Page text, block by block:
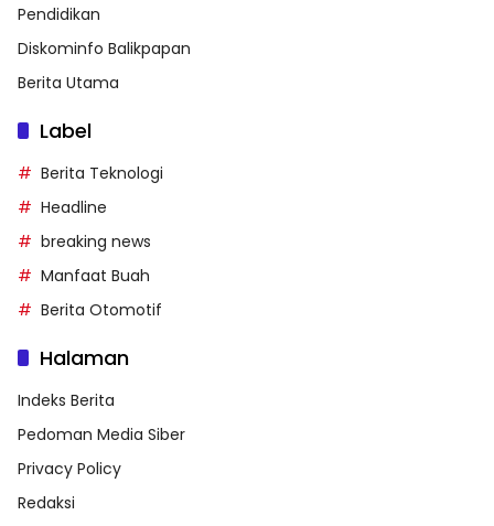
Pendidikan
Diskominfo Balikpapan
Berita Utama
Label
Berita Teknologi
Headline
breaking news
Manfaat Buah
Berita Otomotif
Halaman
Indeks Berita
Pedoman Media Siber
Privacy Policy
Redaksi